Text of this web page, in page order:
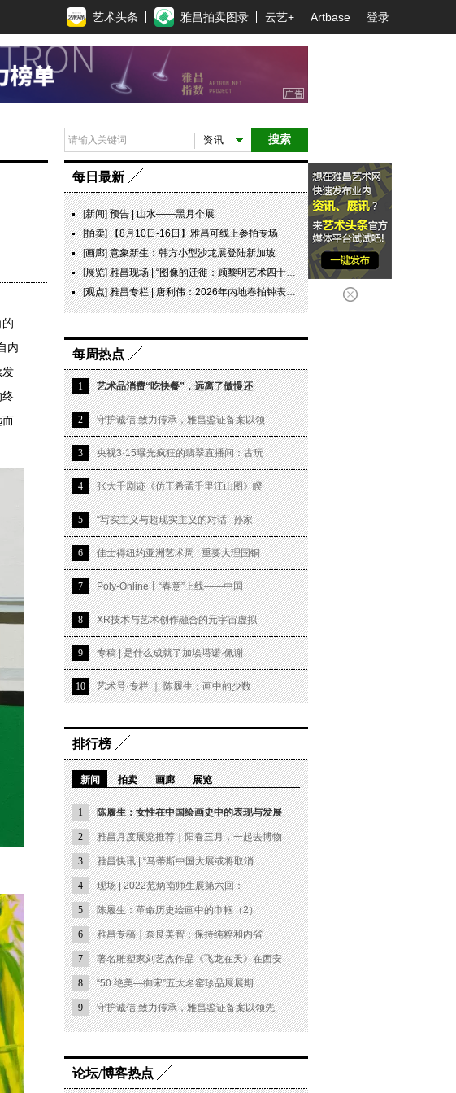
艺术头条 雅昌拍卖图录 云艺+ Artbase 登录
内
发
而
搜索
资讯
每日最新
[新闻]预告 | 山水——黑月个展
[拍卖]【8月10日-16日】雅昌可线上参拍专场
[画廊]意象新生：韩方小型沙龙展登陆新加坡
[展览]雅昌现场 | “图像的迁徙：顾黎明艺术四十年” 一场回望与再出发
[观点]雅昌专栏 | 唐利伟：2026年内地春拍钟表市场观察 赛道重构、圈层分化与收藏逻辑迭代
每周热点
1 艺术品消费“吃快餐”，远离了傲慢还
2 守护诚信 致力传承，雅昌鉴证备案以领
3 央视3·15曝光疯狂的翡翠直播间：古玩
4 张大千剧迹《仿王希孟千里江山图》睽
5 “写实主义与超现实主义的对话--孙家
6 佳士得纽约亚洲艺术周 | 重要大理国铜
7 Poly-Online丨“春意”上线——中国
8 XR技术与艺术创作融合的元宇宙虚拟
9 专稿 | 是什么成就了加埃塔诺·佩谢
10 艺术号·专栏 ｜ 陈履生：画中的少数
排行榜
新闻 拍卖 画廊 展览
1 陈履生：女性在中国绘画史中的表现与发展
2 雅昌月度展览推荐｜阳春三月，一起去博物
3 雅昌快讯 | “马蒂斯中国大展或将取消
4 现场 | 2022范炳南师生展第六回：
5 陈履生：革命历史绘画中的巾帼（2）
6 雅昌专稿｜奈良美智：保持纯粹和内省
7 著名雕塑家刘艺杰作品《飞龙在天》在西安
8 “50 绝美—御宋”五大名窑珍品展展期
9 守护诚信 致力传承，雅昌鉴证备案以领先
论坛/博客热点